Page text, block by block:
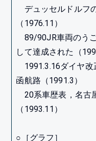
デュッセルドルフ
（1976.11）
89/90JR車両のう
して達成された（
1991.3.16ダイヤ改
函航路（1991.3）
20系車歴表，名古
（1993.11）
○［グラフ］